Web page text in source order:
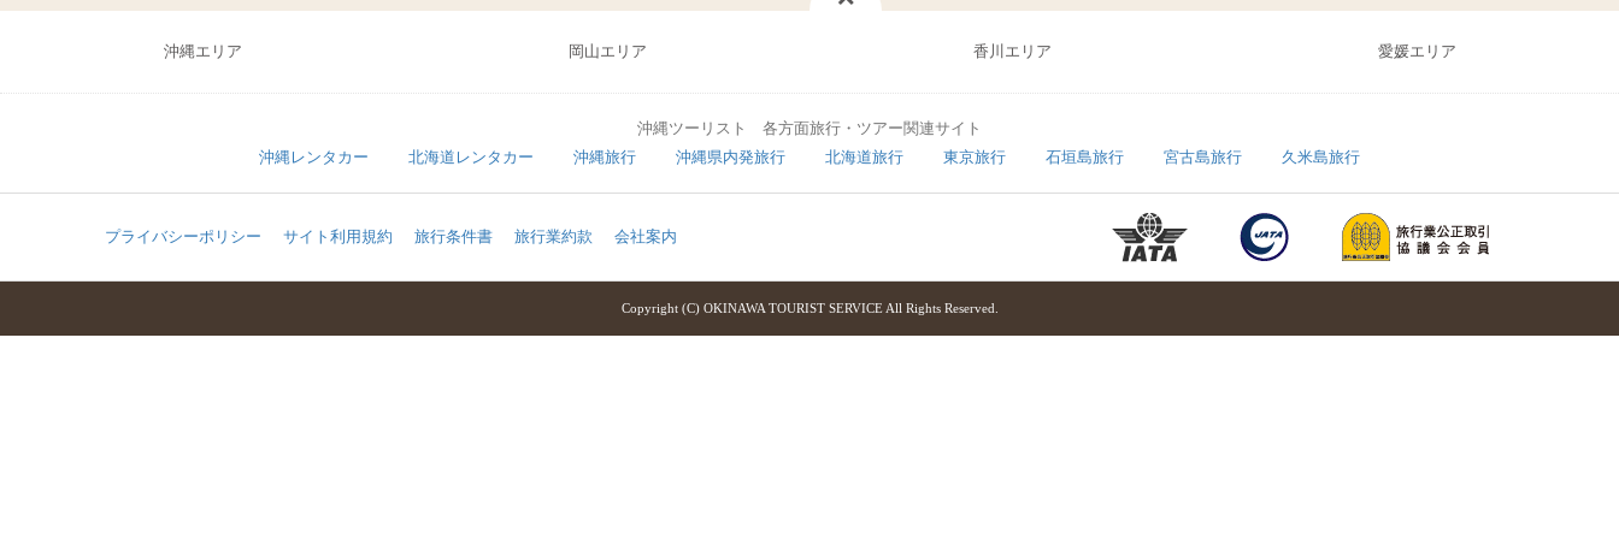
沖縄エリア 岡山エリア 香川エリア 愛媛エリア
沖縄ツーリスト 各方面旅行・ツアー関連サイト
沖縄レンタカー
北海道レンタカー 沖縄旅行 沖縄県内発旅行 北海道旅行 東京旅行 石垣島旅行 宮古島旅行 久米島旅行
プライバシーポリシー サイト利用規約 旅行条件書 旅行業約款 会社案内
Copyright (C) OKINAWA TOURIST SERVICE All Rights Reserved.